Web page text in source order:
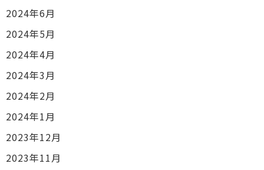
2024年6月
2024年5月
2024年4月
2024年3月
2024年2月
2024年1月
2023年12月
2023年11月